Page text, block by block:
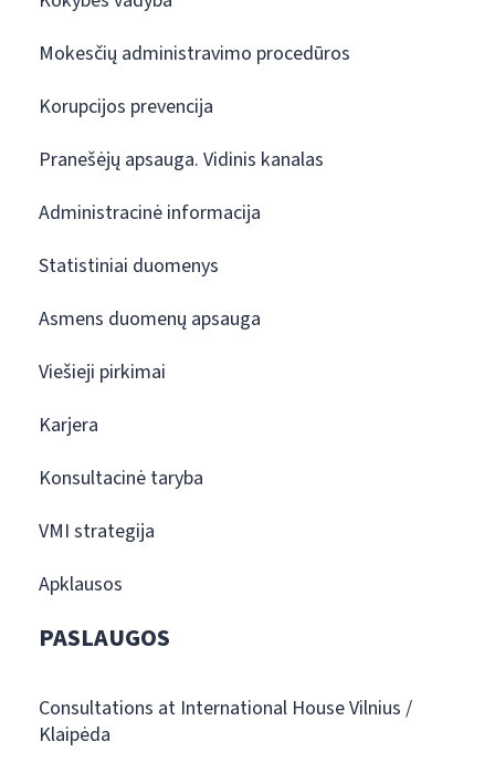
Mokesčių administravimo procedūros
Korupcijos prevencija
Pranešėjų apsauga. Vidinis kanalas
Administracinė informacija
Statistiniai duomenys
Asmens duomenų apsauga
Viešieji pirkimai
Karjera
Konsultacinė taryba
VMI strategija
Apklausos
PASLAUGOS
Consultations at International House Vilnius /
Klaipėda